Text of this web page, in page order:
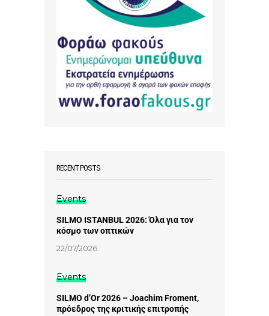
RECENT POSTS
Events
SILMO ISTANBUL 2026: Όλα για τον
κόσμο των οπτικών
22/07/2026
Events
SILMO d’Or 2026 – Joachim Froment,
πρόεδρος της κριτικής επιτροπής